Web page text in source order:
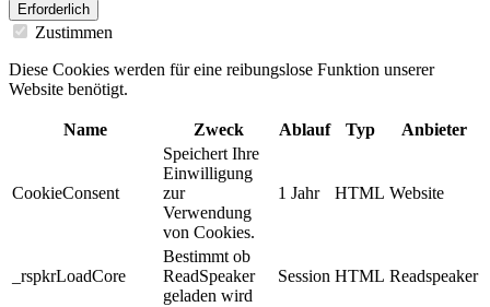
Erforderlich
Zustimmen
Diese Cookies werden für eine reibungslose Funktion unserer
Website benötigt.
Name Zweck Ablauf Typ Anbieter
CookieConsent
Speichert Ihre
Einwilligung
zur
Verwendung
von Cookies.
1 Jahr HTML Website
_rspkrLoadCore
Bestimmt ob
ReadSpeaker
geladen wird
Session HTML Readspeaker